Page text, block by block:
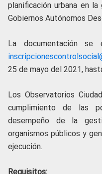
planificación urbana en
Gobiernos Autónomos
La documentación se
25 de mayo del 2021,
Los Observatorios
cumplimiento de las
desempeño de la
organismos públicos y
ejecución.
Requisitos: